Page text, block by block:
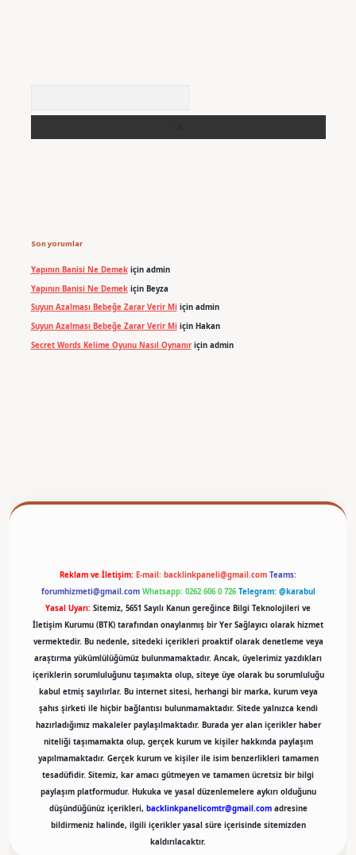
Son yorumlar
Yapının Banisi Ne Demekiçin admin
Yapının Banisi Ne Demekiçin Beyza
Suyun Azalması Bebeğe Zarar Verir Miiçin admin
Suyun Azalması Bebeğe Zarar Verir Miiçin Hakan
Secret Words Kelime Oyunu Nasıl Oynanıriçin admin
Reklam ve İletişim: E-mail: backlinkpaneli@gmail.com Teams:
forumhizmeti@gmail.com Whatsapp: 0262 606 0 726 Telegram: @karabul
Yasal Uyarı: Sitemiz, 5651 Sayılı Kanun gereğince Bilgi Teknolojileri ve
İletişim Kurumu (BTK) tarafından onaylanmış bir Yer Sağlayıcı olarak hizmet
vermektedir. Bu nedenle, sitedeki içerikleri proaktif olarak denetleme veya
araştırma yükümlülüğümüz bulunmamaktadır. Ancak, üyelerimiz yazdıkları
içeriklerin sorumluluğunu taşımakta olup, siteye üye olarak bu sorumluluğu
kabul etmiş sayılırlar. Bu internet sitesi, herhangi bir marka, kurum veya
şahıs şirketi ile hiçbir bağlantısı bulunmamaktadır. Sitede yalnızca kendi
hazırladığımız makaleler paylaşılmaktadır. Burada yer alan içerikler haber
niteliği taşımamakta olup, gerçek kurum ve kişiler hakkında paylaşım
yapılmamaktadır. Gerçek kurum ve kişiler ile isim benzerlikleri tamamen
tesadüfidir. Sitemiz, kar amacı gütmeyen ve tamamen ücretsiz bir bilgi
paylaşım platformudur. Hukuka ve yasal düzenlemelere aykırı olduğunu
düşündüğünüz içerikleri, backlinkpanelicomtr@gmail.comadresine
bildirmeniz halinde, ilgili içerikler yasal süre içerisinde sitemizden
kaldırılacaktır.